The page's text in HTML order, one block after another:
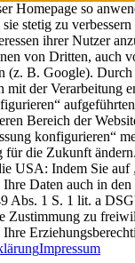
Homepage so
stetig zu
ihrer Nutzer
von Dritten, auch
(z. B. Google).
mit der Verarbeitung
Bereich der
konfigurieren“
für die Zukunft ändern.
USA: Indem Sie auf
Daten auch in
Abs. 1 S. 1 lit. a
Zustimmung zu
Ihre
Impressum